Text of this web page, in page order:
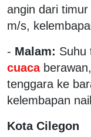
angin dari
m/s,
- Malam: Suhu
cuaca
tenggara ke
kelembapan
Kota Cilegon